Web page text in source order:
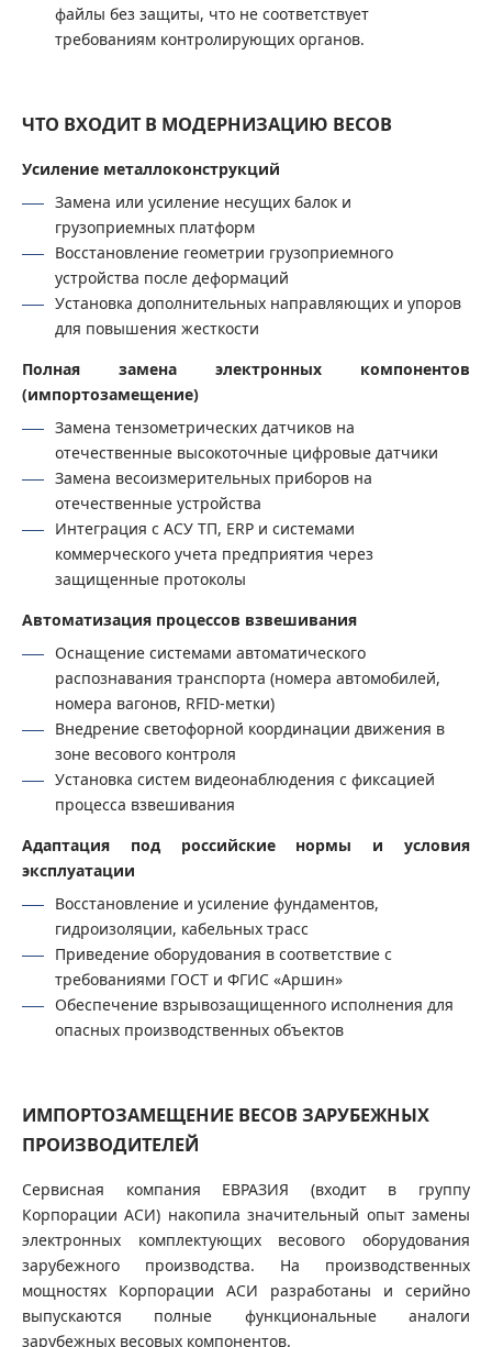
файлы без защиты, что не соответствует
требованиям контролирующих органов.
ЧТО ВХОДИТ В МОДЕРНИЗАЦИЮ ВЕСОВ
Усиление металлоконструкций
Замена или усиление несущих балок и
грузоприемных платформ
Восстановление геометрии грузоприемного
устройства после деформаций
Установка дополнительных направляющих и упоров
для повышения жесткости
Полная замена электронных компонентов
(импортозамещение)
Замена тензометрических датчиков на
отечественные высокоточные цифровые датчики
Замена весоизмерительных приборов на
отечественные устройства
Интеграция с АСУ ТП, ERP и системами
коммерческого учета предприятия через
защищенные протоколы
Автоматизация процессов взвешивания
Оснащение системами автоматического
распознавания транспорта (номера автомобилей,
номера вагонов, RFID-метки)
Внедрение светофорной координации движения в
зоне весового контроля
Установка систем видеонаблюдения с фиксацией
процесса взвешивания
Адаптация под российские нормы и условия
эксплуатации
Восстановление и усиление фундаментов,
гидроизоляции, кабельных трасс
Приведение оборудования в соответствие с
требованиями ГОСТ и ФГИС «Аршин»
Обеспечение взрывозащищенного исполнения для
опасных производственных объектов
ИМПОРТОЗАМЕЩЕНИЕ ВЕСОВ ЗАРУБЕЖНЫХ
ПРОИЗВОДИТЕЛЕЙ
Сервисная компания ЕВРАЗИЯ (входит в группу
Корпорации АСИ) накопила значительный опыт замены
электронных комплектующих весового оборудования
зарубежного производства. На производственных
мощностях Корпорации АСИ разработаны и серийно
выпускаются полные функциональные аналоги
зарубежных весовых компонентов.